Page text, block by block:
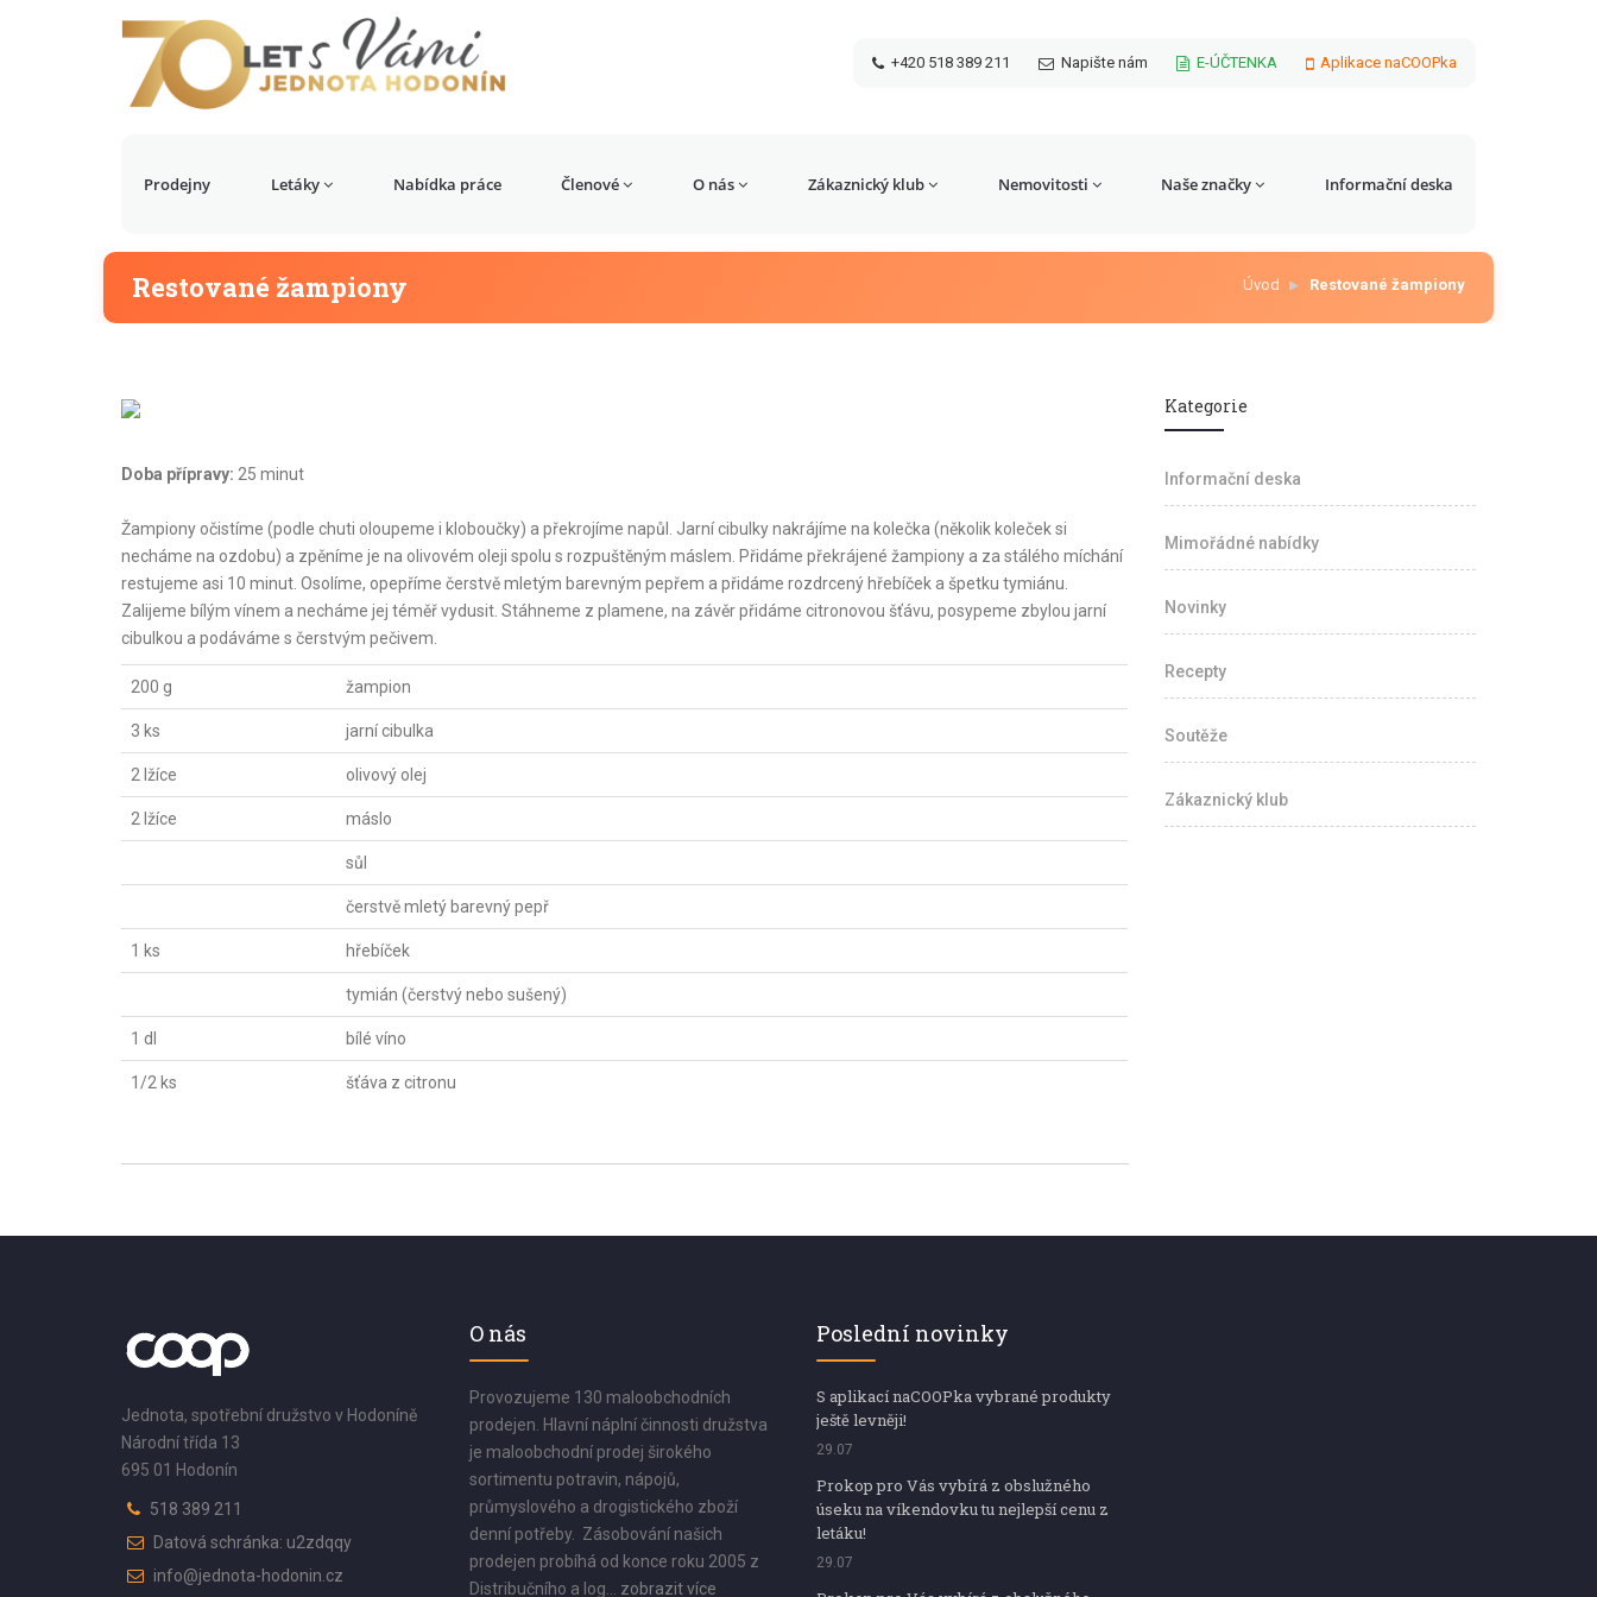
+420 518 389 211 Napište nám E-ÚČTENKA Aplikace naCOOPka
Prodejny Letáky Nabídka práce Členové O nás Zákaznický klub Nemovitosti Naše značky Informační deska
Restované žampiony Úvod Restované žampiony
Doba přípravy: 25 minut
Žampiony očistíme (podle chuti oloupeme i kloboučky) a překrojíme napůl. Jarní cibulky nakrájíme na kolečka (několik koleček si
necháme na ozdobu) a zpěníme je na olivovém oleji spolu s rozpuštěným máslem. Přidáme překrájené žampiony a za stálého míchání
restujeme asi 10 minut. Osolíme, opepříme čerstvě mletým barevným pepřem a přidáme rozdrcený hřebíček a špetku tymiánu.
Zalijeme bílým vínem a necháme jej téměř vydusit. Stáhneme z plamene, na závěr přidáme citronovou šťávu, posypeme zbylou jarní
cibulkou a podáváme s čerstvým pečivem.
200 g žampion
3 ks jarní cibulka
2 lžíce olivový olej
2 lžíce máslo
sůl
čerstvě mletý barevný pepř
1 ks hřebíček
tymián (čerstvý nebo sušený)
1 dl bílé víno
1/2 ks šťáva z citronu
Kategorie
Informační deska
Mimořádné nabídky
Novinky
Recepty
Soutěže
Zákaznický klub
Jednota, spotřební družstvo v Hodoníně
Národní třída 13
695 01 Hodonín
518 389 211
Datová schránka: u2zdqqy
info@jednota-hodonin.cz
O nás
Provozujeme 130 maloobchodních
prodejen. Hlavní náplní činnosti družstva
je maloobchodní prodej širokého
sortimentu potravin, nápojů,
průmyslového a drogistického zboží
denní potřeby. Zásobování našich
prodejen probíhá od konce roku 2005 z
Distribučního a log... zobrazit více
Poslední novinky
S aplikací naCOOPka vybrané produkty
ještě levněji!
29.07
Prokop pro Vás vybírá z obslužného
úseku na víkendovku tu nejlepší cenu z
letáku!
29.07